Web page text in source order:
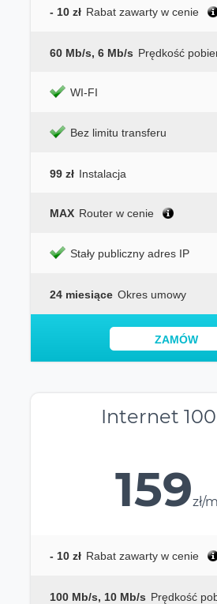
- 10 zł Rabat zawarty w cenie
60 Mb/s, 6 Mb/s Prędkość
WI-FI
Bez limitu transferu
99 zł Instalacja
MAX Router w cenie
Stały publiczny adres IP
24 miesiące Okres umowy
ZAMÓW
Internet
159zł/
- 10 zł Rabat zawarty w cenie
100 Mb/s, 10 Mb/s Prędkość